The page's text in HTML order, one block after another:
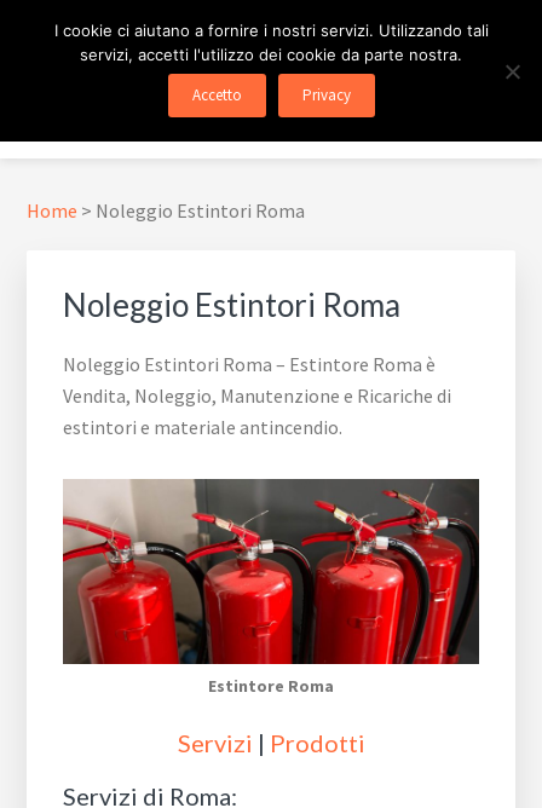
pagina
ESTINTORE ROMA
In Tutta Roma E Provincia
Menu
Home > Noleggio Estintori Roma
Noleggio Estintori Roma
Noleggio Estintori Roma – Estintore Roma è
Vendita, Noleggio, Manutenzione e Ricariche di
estintori e materiale antincendio.
Estintore Roma
Servizi | Prodotti
Servizi di Roma:
I cookie ci aiutano a fornire i nostri servizi. Utilizzando tali
servizi, accetti l'utilizzo dei cookie da parte nostra.
Accetto Privacy